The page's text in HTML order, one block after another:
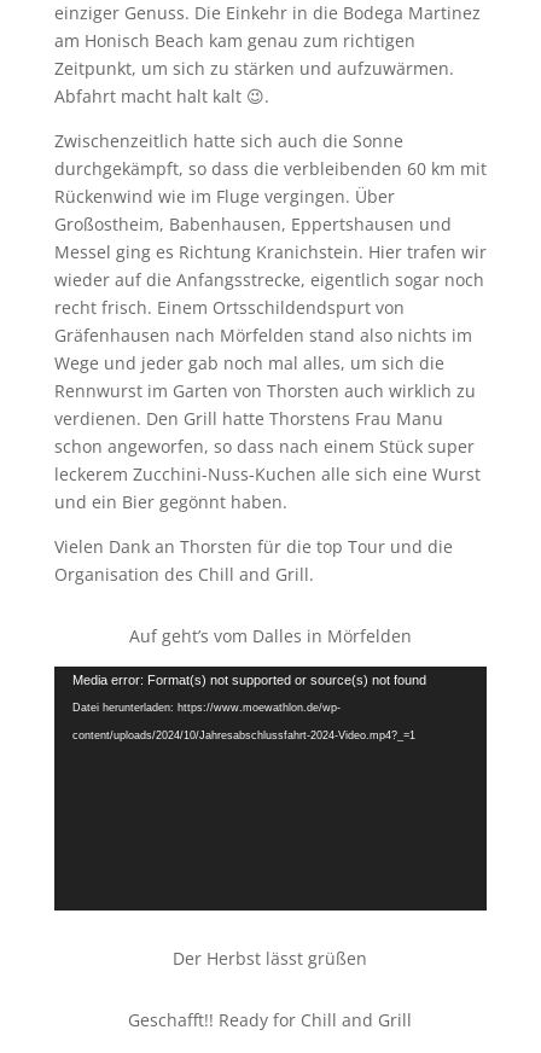
einziger Genuss. Die Einkehr in die Bodega Martinez
am Honisch Beach kam genau zum richtigen
Zeitpunkt, um sich zu stärken und aufzuwärmen.
Abfahrt macht halt kalt 😉.
Zwischenzeitlich hatte sich auch die Sonne
durchgekämpft, so dass die verbleibenden 60 km mit
Rückenwind wie im Fluge vergingen. Über
Großostheim, Babenhausen, Eppertshausen und
Messel ging es Richtung Kranichstein. Hier trafen wir
wieder auf die Anfangsstrecke, eigentlich sogar noch
recht frisch. Einem Ortsschildendspurt von
Gräfenhausen nach Mörfelden stand also nichts im
Wege und jeder gab noch mal alles, um sich die
Rennwurst im Garten von Thorsten auch wirklich zu
verdienen. Den Grill hatte Thorstens Frau Manu
schon angeworfen, so dass nach einem Stück super
leckerem Zucchini-Nuss-Kuchen alle sich eine Wurst
und ein Bier gegönnt haben.
Vielen Dank an Thorsten für die top Tour und die
Organisation des Chill and Grill.
Auf geht’s vom Dalles in Mörfelden
Video-
Player
Media error: Format(s) not supported or source(s) not found
Datei herunterladen: https://www.moewathlon.de/wp-
content/uploads/2024/10/Jahresabschlussfahrt-2024-Video.mp4?_=1
Der Herbst lässt grüßen
Geschafft!! Ready for Chill and Grill